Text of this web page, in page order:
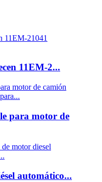
11EM-2...
para motor de
automático...